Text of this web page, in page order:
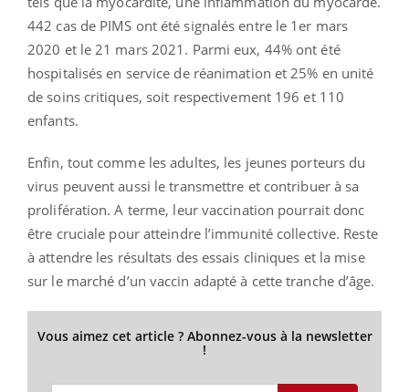
442 cas de PIMS ont été signalés entre le 1er mars
2020 et le 21 mars 2021. Parmi eux, 44% ont été
hospitalisés en service de réanimation et 25% en unité
de soins critiques, soit respectivement 196 et 110
enfants.
Enfin, tout comme les adultes, les jeunes porteurs du
virus peuvent aussi le transmettre et contribuer à sa
prolifération. A terme, leur vaccination pourrait donc
être cruciale pour atteindre l’immunité collective. Reste
à attendre les résultats des essais cliniques et la mise
sur le marché d’un vaccin adapté à cette tranche d’âge.
Vous aimez cet article ? Abonnez-vous à la newsletter
!